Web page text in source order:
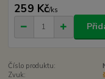
259 Kč/ks
Číslo produktu:
Zvuk: